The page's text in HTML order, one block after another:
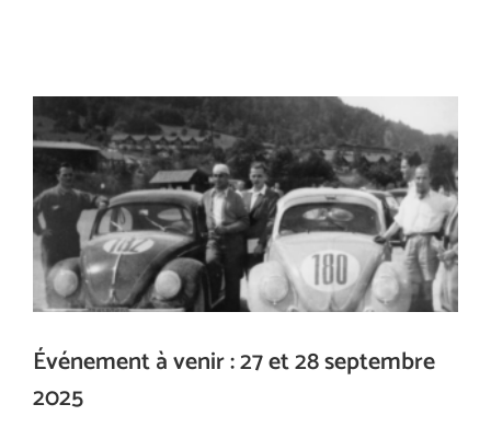
Événement à venir : 27 et 28 septembre
2025